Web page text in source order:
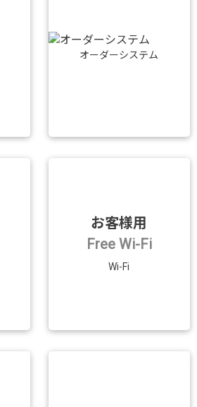
オーダーシステム
お客様用
Free Wi-Fi
Wi-Fi